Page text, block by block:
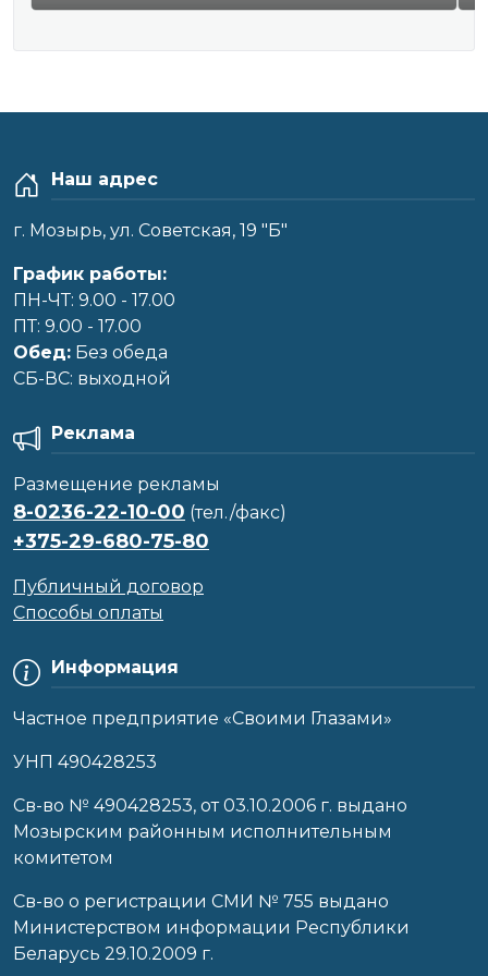
Наш адрес
г. Мозырь, ул. Советская, 19 "Б"
График работы:
ПН-ЧТ: 9.00 - 17.00
ПТ: 9.00 - 17.00
Обед: Без обеда
CБ-ВС: выходной
Информация
Частное предприятие «Своими Глазами»
УНП 490428253
Cв-во № 490428253, от 03.10.2006 г. выдано
Мозырским районным исполнительным
комитетом
Св-во о регистрации СМИ № 755 выдано
Министерством информации Республики
Беларусь 29.10.2009 г.
Реклама
Размещение рекламы
8-0236-22-10-00 (тел./факс)
+375-29-680-75-80
Публичный договор
Способы оплаты